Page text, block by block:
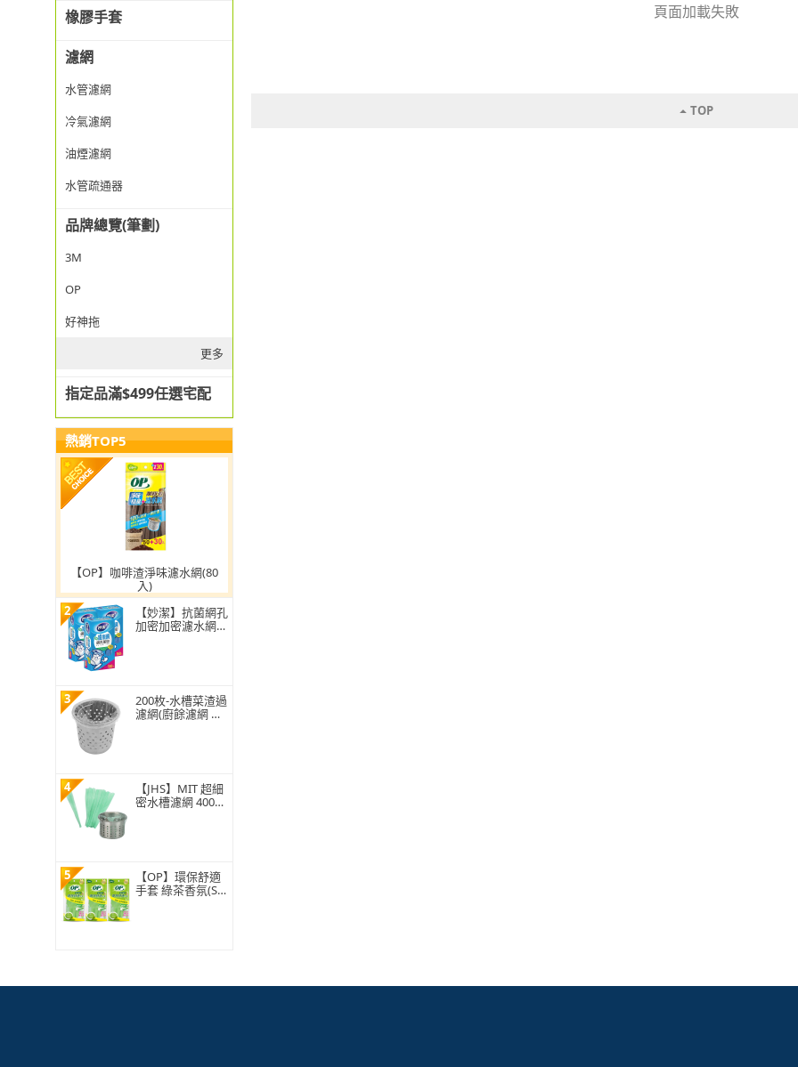
橡膠手套
濾網
水管濾網
冷氣濾網
油煙濾網
水管疏通器
品牌總覽(筆劃)
3M
OP
好神拖
更多
指定品滿$499任選宅配
熱銷TOP5
【OP】咖啡渣淨味濾水網(80
入)
2
【妙潔】抗菌網孔
加密加密濾水網-
3
200枚-水槽菜渣過
濾網(廚餘濾網 菜
4
【JHS】MIT 超細
密水槽濾網 400入
5
【OP】環保舒適
手套 綠茶香氛(S/
頁面加載失敗
TOP